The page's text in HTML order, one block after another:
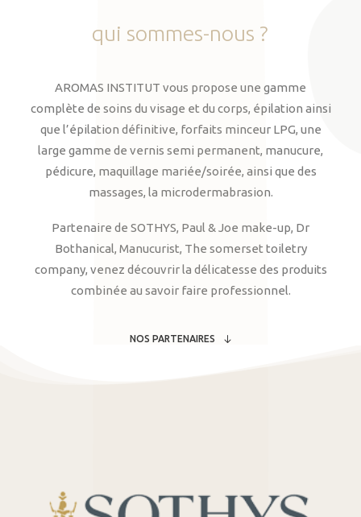
qui sommes-nous ?
AROMAS INSTITUT vous propose une gamme
complète de soins du visage et du corps, épilation ainsi
que l’épilation définitive, forfaits minceur LPG, une
large gamme de vernis semi permanent, manucure,
pédicure, maquillage mariée/soirée, ainsi que des
massages, la microdermabrasion.
Partenaire de SOTHYS, Paul & Joe make-up, Dr
Bothanical, Manucurist, The somerset toiletry
company, venez découvrir la délicatesse des produits
combinée au savoir faire professionnel.
NOS PARTENAIRES